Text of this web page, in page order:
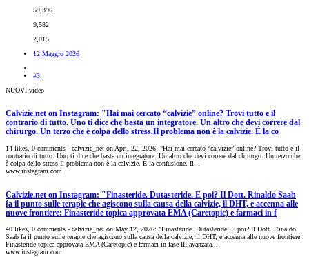
59,396
9,582
2,015
12 Maggio 2026
#3
NUOVI video
Calvizie.net on Instagram: "Hai mai cercato “calvizie” online? Trovi tutto e il
contrario di tutto. Uno ti dice che basta un integratore. Un altro che devi correre dal
chirurgo. Un terzo che è colpa dello stress.Il problema non è la calvizie. È la co
14 likes, 0 comments - calvizie_net on April 22, 2026: "Hai mai cercato “calvizie” online? Trovi tutto e il
contrario di tutto. Uno ti dice che basta un integratore. Un altro che devi correre dal chirurgo. Un terzo che
è colpa dello stress.Il problema non è la calvizie. È la confusione. Il...
www.instagram.com
Calvizie.net on Instagram: "Finasteride. Dutasteride. E poi? Il Dott. Rinaldo Saab
fa il punto sulle terapie che agiscono sulla causa della calvizie, il DHT, e accenna alle
nuove frontiere: Finasteride topica approvata EMA (Caretopic) e farmaci in f
40 likes, 0 comments - calvizie_net on May 12, 2026: "Finasteride. Dutasteride. E poi? Il Dott. Rinaldo
Saab fa il punto sulle terapie che agiscono sulla causa della calvizie, il DHT, e accenna alle nuove frontiere:
Finasteride topica approvata EMA (Caretopic) e farmaci in fase III avanzata...
www.instagram.com